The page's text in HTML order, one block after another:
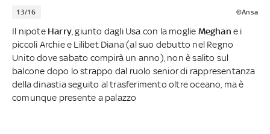
13/16 ©Ansa
Il nipote Harry , giunto dagli Usa con la moglie Meghan e i
piccoli Archie e Lilibet Diana (al suo debutto nel Regno
Unito dove sabato compirà un anno), non è salito sul
balcone dopo lo strappo dal ruolo senior di rappresentanza
della dinastia seguito al trasferimento oltre oceano, ma è
comunque presente a palazzo